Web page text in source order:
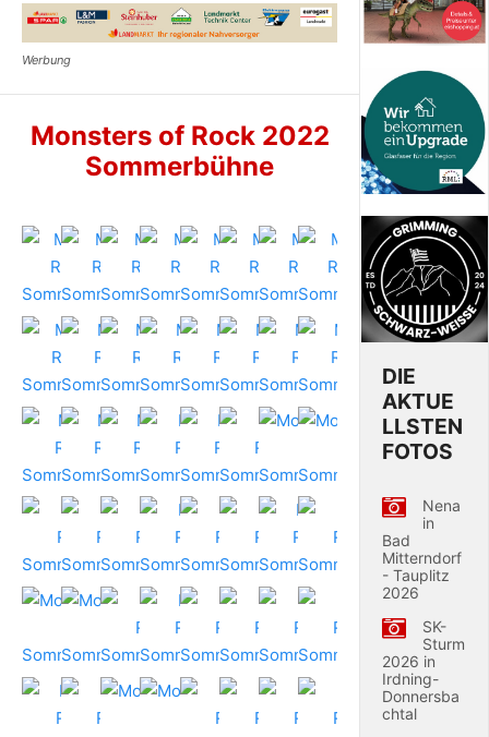
Monsters of Rock 2022
Sommerbühne
DIE
AKTUE
LLSTEN
FOTOS
Nena
in
Bad
Mitterndorf
- Tauplitz
2026
SK-
Sturm
2026 in
Irdning-
Donnersba
chtal